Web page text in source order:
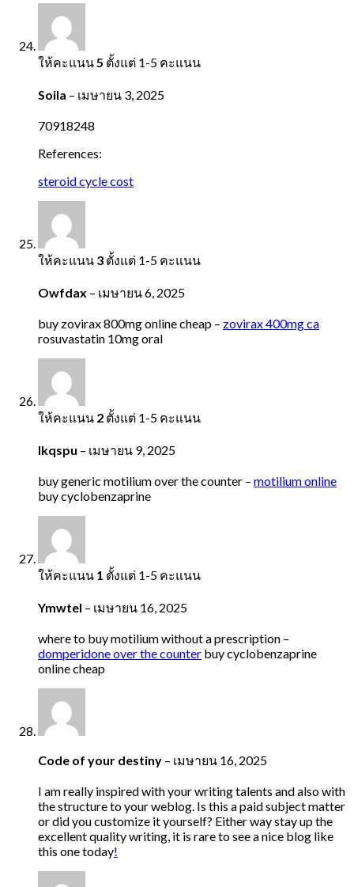
ให้คะแนน 5 ตั้งแต่ 1-5 คะแนน
Soila – เมษายน 3, 2025
70918248
References:
steroid cycle cost
ให้คะแนน 3 ตั้งแต่ 1-5 คะแนน
Owfdax – เมษายน 6, 2025
buy zovirax 800mg online cheap – zovirax 400mg ca
rosuvastatin 10mg oral
ให้คะแนน 2 ตั้งแต่ 1-5 คะแนน
Ikqspu – เมษายน 9, 2025
buy generic motilium over the counter – motilium online
buy cyclobenzaprine
ให้คะแนน 1 ตั้งแต่ 1-5 คะแนน
Ymwtel – เมษายน 16, 2025
where to buy motilium without a prescription –
domperidone over the counter buy cyclobenzaprine
online cheap
Code of your destiny – เมษายน 16, 2025
I am really inspired with your writing talents and also with
the structure to your weblog. Is this a paid subject matter
or did you customize it yourself? Either way stay up the
excellent quality writing, it is rare to see a nice blog like
this one today!